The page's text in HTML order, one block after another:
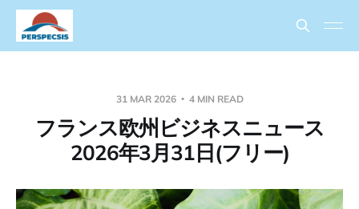
31 MAR 2026 4 MIN READ
フランス欧州ビジネスニュース
2026年3月31日(フリー)